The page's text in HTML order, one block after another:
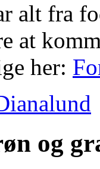
alt fra
at
her:
og